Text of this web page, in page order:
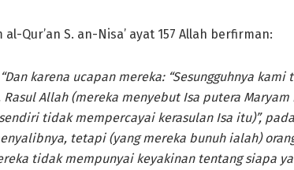
al-Qur’an S. an-Nisa’ ayat 157 Allah berfirman:
“Dan karena ucapan mereka: “Sesungguhnya
Rasul Allah (mereka menyebut Isa putera
tidak mempercayai kerasulan Isa itu)”,
tetapi (yang mereka bunuh ialah)
tidak mempunyai keyakinan tentang siapa